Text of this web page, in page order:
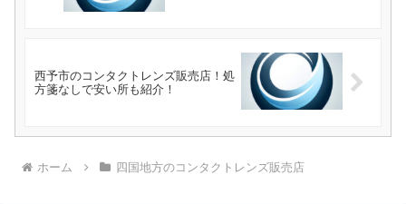
西予市のコンタクトレンズ販売店！処
方箋なしで安い所も紹介！
ホーム 四国地方のコンタクトレンズ販売店